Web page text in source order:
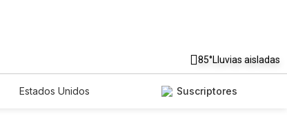
85°Lluvias aisladas
Estados Unidos
Suscriptores